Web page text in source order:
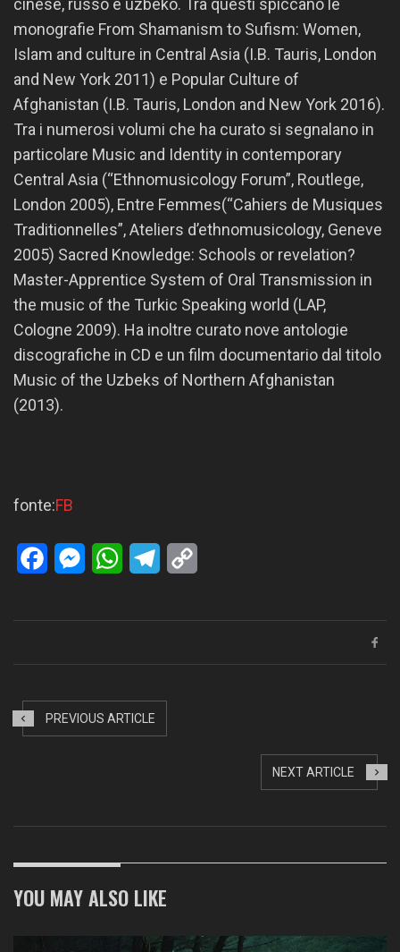
cinese, russo e uzbeko. Tra questi spiccano le
monografie From Shamanism to Sufism: Women,
Islam and culture in Central Asia (I.B. Tauris, London
and New York 2011) e Popular Culture of
Afghanistan (I.B. Tauris, London and New York 2016).
Tra i numerosi volumi che ha curato si segnalano in
particolare Music and Identity in contemporary
Central Asia (“Ethnomusicology Forum”, Routlege,
London 2005), Entre Femmes(“Cahiers de Musiques
Traditionnelles”, Ateliers d’ethnomusicology, Geneve
2005) Sacred Knowledge: Schools or revelation?
Master-Apprentice System of Oral Transmission in
the music of the Turkic Speaking world (LAP,
Cologne 2009). Ha inoltre curato nove antologie
discografiche in CD e un film documentario dal titolo
Music of the Uzbeks of Northern Afghanistan
(2013).
fonte:FB
FacebookMessengerWhatsAppTelegram
PREVIOUS ARTICLE
NEXT ARTICLE
YOU MAY ALSO LIKE